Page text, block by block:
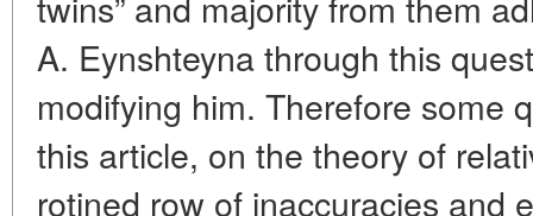
A. Eynshteyna through this
modifying him. Therefore some
this article, on the theory of
rotined row of inaccuracies and